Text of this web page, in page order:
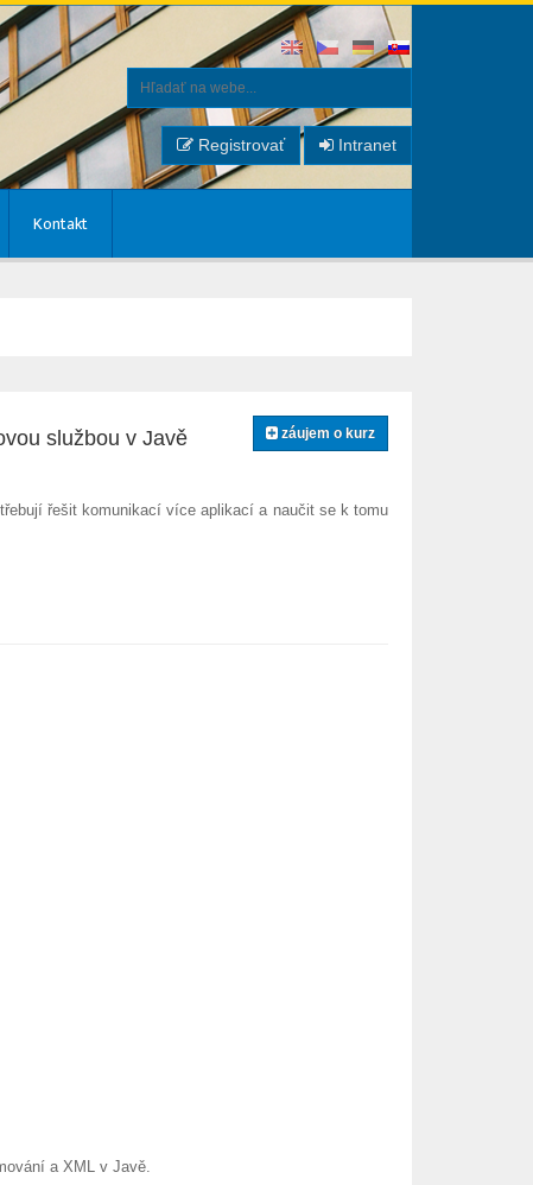
Registrovať Intranet
Kontakt
záujem o kurz
službou v Javě
řešit komunikací více aplikací a naučit se k tomu
a XML v Javě.